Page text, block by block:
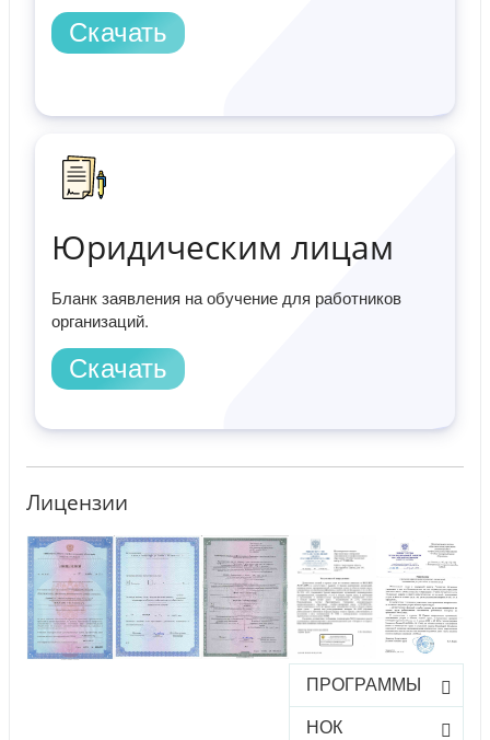
Скачать
Юридическим лицам
Бланк заявления на обучение для работников
организаций.
Скачать
Лицензии
ПРОГРАММЫ
НОК